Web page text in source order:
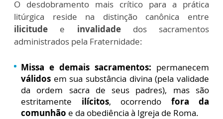
O desdobramento mais crítico para a prática
litúrgica reside na distinção canônica entre
ilicitude e invalidadedos sacramentos
administrados pela Fraternidade:
Missa e demais sacramentos: permanecem
válidos em sua substância divina (pela validade
da ordem sacra de seus padres), mas são
estritamente ilícitos, ocorrendo fora da
comunhão e da obediência à Igreja de Roma.